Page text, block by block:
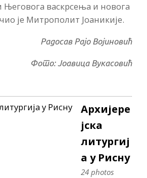
Његовога васкрсења и новога
је Митрополит Јоаникије.
Радосав Рајо Војиновић
Фото: Јоавица Вукасовић
Архијере
јска
литургиј
а у Рисну
24 photos